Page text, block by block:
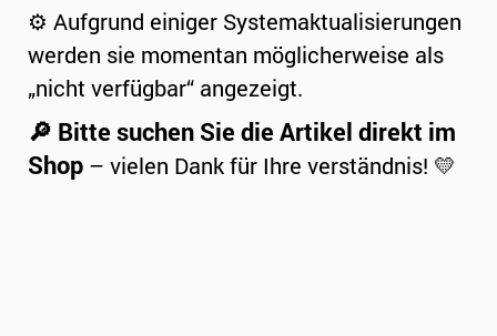
⚙️ Aufgrund einiger Systemaktualisierungen
werden sie momentan möglicherweise als
„nicht verfügbar“ angezeigt.
🔎 Bitte suchen Sie die Artikel direkt im
Shop – vielen Dank für Ihre verständnis! 💛